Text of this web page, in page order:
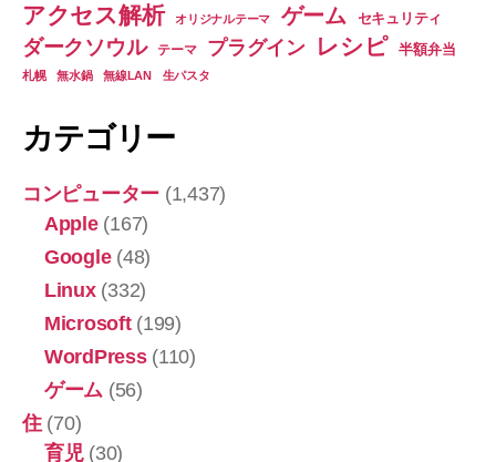
が
遊
アクセス解析 オリジナルテーマ ゲーム セキュリティ
ダークソウル テーマ プラグイン レシピ 半額弁当
札幌 無水鍋 無線LAN 生パスタ
カテゴリー
コンピューター (1,437)
Apple(167)
Google(48)
Linux(332)
Microsoft(199)
WordPress(110)
ゲーム (56)
住(70)
育児(30)